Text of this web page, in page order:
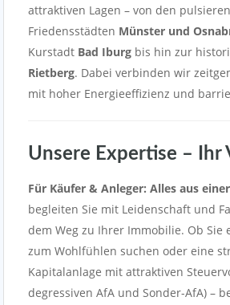
attraktiven Lagen – von den
Friedensstädten Münster und
Kurstadt Bad Iburg bis hin zur
Rietberg. Dabei verbinden wir
mit hoher Energieeffizienz und
Unsere Expertise – Ihr
Für Käufer & Anleger: Alles aus
begleiten Sie mit Leidenschaft und
dem Weg zu Ihrer Immobilie. Ob Sie
zum Wohlfühlen suchen oder eine
Kapitalanlage mit attraktiven
degressiven AfA und Sonder-AfA) –